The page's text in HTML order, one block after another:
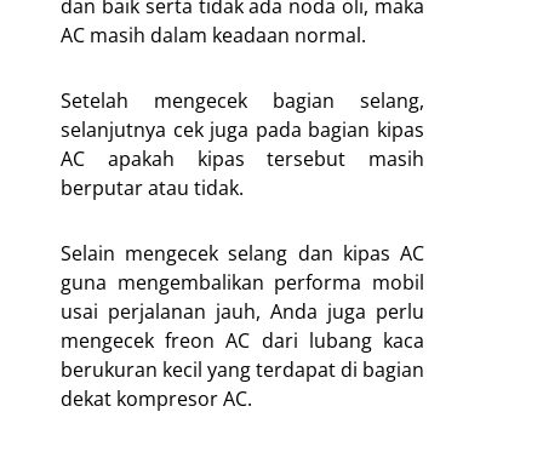
dan baik serta tidak ada noda oli, maka
AC masih dalam keadaan normal.
Setelah mengecek bagian selang,
selanjutnya cek juga pada bagian kipas
AC apakah kipas tersebut masih
berputar atau tidak.
Selain mengecek selang dan kipas AC
guna mengembalikan performa mobil
usai perjalanan jauh, Anda juga perlu
mengecek freon AC dari lubang kaca
berukuran kecil yang terdapat di bagian
dekat kompresor AC.